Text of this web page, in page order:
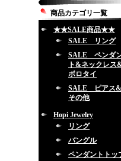
商品カテゴリ一覧
★★SALE商品★★
SALE リング
SALE ペンダ
ト&ネックレス
ボロタイ
SALE ピアス&
その他
Hopi Jewelry
リング
バングル
ペンダントトッ